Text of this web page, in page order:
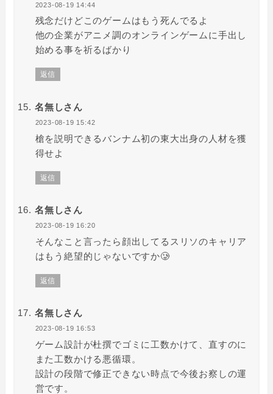
2023-08-19 14:44
残念だけどこのゲームはもう死んでるよ
他の企業がアニメ調のオンラインゲームに手出し
始める事を祈るばかり
返信
名無しさん
2023-08-19 15:42
槍を説明できるバンナム初の東大出身の人材を獲
得せよ
返信
名無しさん
2023-08-19 16:20
そんなこと言ったら顔出してるスリソのキャリア
はもう絶望的じゃないですか🥲
返信
名無しさん
2023-08-19 16:53
ゲーム設計が杜撰でゴミに工数かけて、直すのに
また工数かける悪循環。
設計の段階で修正できない時点で今後お察しの運
営です。